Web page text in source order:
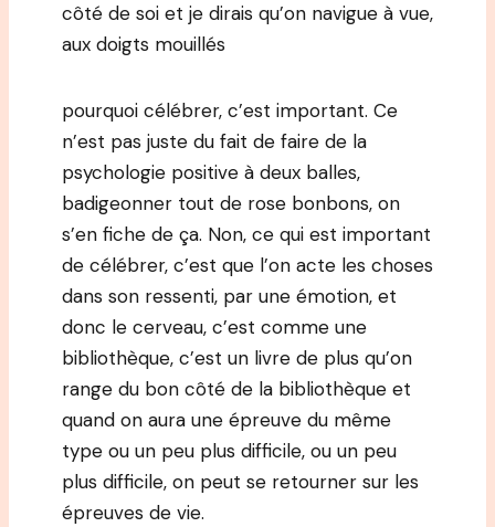
côté de soi et je dirais qu’on navigue à vue,
aux doigts mouillés
pourquoi célébrer, c’est important. Ce
n’est pas juste du fait de faire de la
psychologie positive à deux balles,
badigeonner tout de rose bonbons, on
s’en fiche de ça. Non, ce qui est important
de célébrer, c’est que l’on acte les choses
dans son ressenti, par une émotion, et
donc le cerveau, c’est comme une
bibliothèque, c’est un livre de plus qu’on
range du bon côté de la bibliothèque et
quand on aura une épreuve du même
type ou un peu plus difficile, ou un peu
plus difficile, on peut se retourner sur les
épreuves de vie.